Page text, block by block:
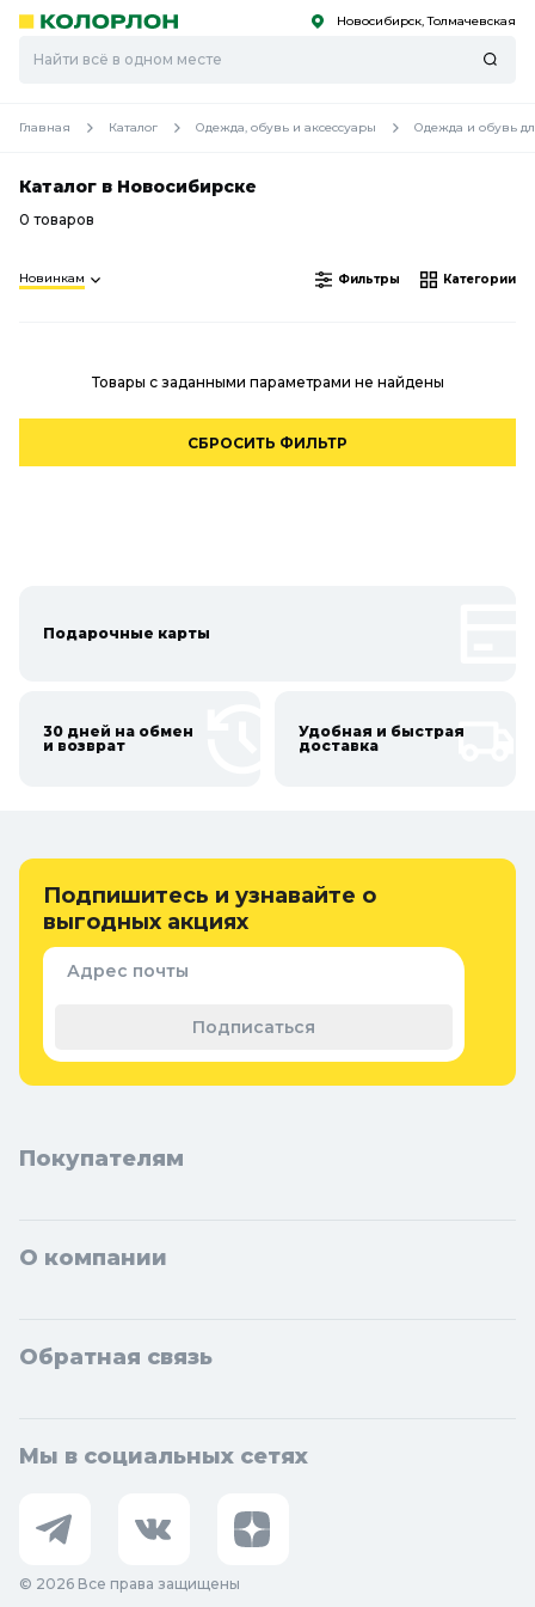
Скоро
Скоро Новосибирск, Толмачевская
Главная Каталог Одежда, обувь и аксессуары Одежда и обувь
Каталог в Новосибирске
0 товаров
Новинкам Фильтры Категории
Товары с заданными параметрами не найдены
СБРОСИТЬ ФИЛЬТР
Подарочные карты
30 дней на обмен
и возврат
Удобная и быстрая
доставка
Подпишитесь и узнавайте о
выгодных акциях
Адрес почты
Подписаться
Покупателям
О компании
Обратная связь
Мы в социальных сетях
© 2026 Все права защищены